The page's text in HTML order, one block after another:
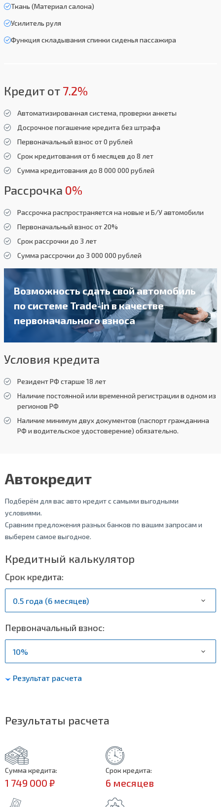
Ткань (Материал салона)
Усилитель руля
Функция складывания спинки сиденья пассажира
Кредит от 7.2%
Автоматизированная система, проверки анкеты
Досрочное погашение кредита без штрафа
Первоначальный взнос от 0 рублей
Срок кредитования от 6 месяцев до 8 лет
Сумма кредитования до 8 000 000 рублей
Рассрочка 0%
Рассрочка распространяется на новые и Б/У автомобили
Первоначальный взнос от 20%
Срок рассрочки до 3 лет
Сумма рассрочки до 3 000 000 рублей
Возможность сдать свой автомобиль
по системе Trade-in в качестве
первоначального взноса
Условия кредита
Резидент РФ старше 18 лет
Наличие постоянной или временной регистрации в одном из
регионов РФ
Наличие минимум двух документов (паспорт гражданина
РФ и водительское удостоверение) обязательно.
Автокредит
Подберём для вас авто кредит с самыми выгодными
условиями.
Сравним предложения разных банков по вашим запросам и
выберем самое выгодное.
Кредитный калькулятор
Срок кредита:
Первоначальный взнос:
Результат расчета
Результаты расчета
Сумма кредита:
1 749 000 ₽
Срок кредита:
6 месяцев